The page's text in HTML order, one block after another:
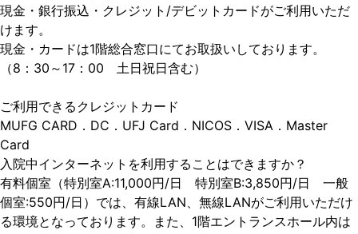
現金・銀行振込・クレジット/デビットカードがご利用いただ
けます。
現金・カードは1階総合窓口にてお取扱いしております。
（8：30～17：00 土日祝日含む）
ご利用できるクレジットカード
MUFG CARD．DC．UFJ Card．NICOS．VISA．Master
Card
入院中インターネットを利用することはできますか？
有料個室（特別室A:11,000円/日 特別室B:3,850円/日 一般
個室:550円/日）では、有線LAN、無線LANがご利用いただけ
る環境となっております。また、1階エントランスホール内は